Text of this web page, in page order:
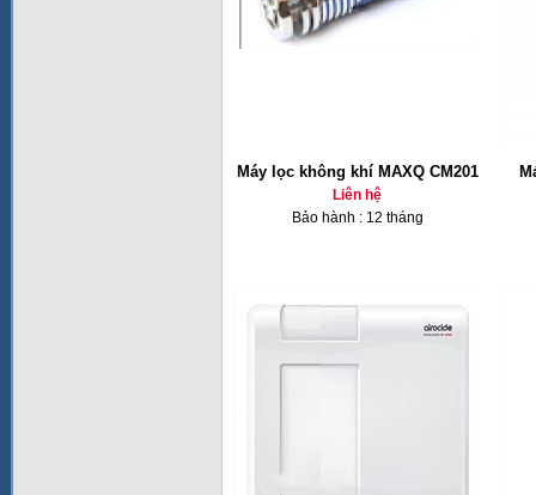
Máy lọc không khí MAXQ CM201
Liên hệ
Bảo hành : 12 tháng